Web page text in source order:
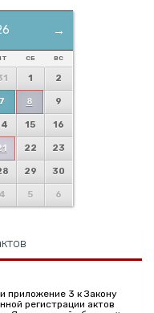
→
СБ ВС
1 2
7 8 9
15 16
22 23
29 30
4 5 6
приложение 3 к Закону
регистрации актов